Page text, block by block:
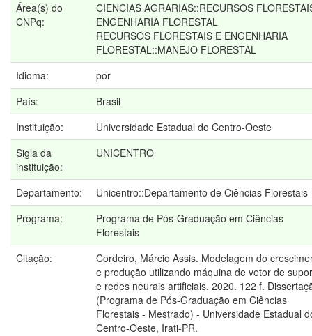
Área(s) do
CNPq:
CIENCIAS AGRARIAS::RECURSOS
ENGENHARIA FLORESTAL
RECURSOS FLORESTAIS E ENGENHARIA
FLORESTAL::MANEJO FLORESTAL
Idioma:
por
País:
Brasil
Instituição:
Universidade Estadual do Centro-Oeste
Sigla da
instituição:
UNICENTRO
Departamento:
Unicentro::Departamento de Ciências Florestais
Programa:
Programa de Pós-Graduação em Ciências
Florestais
Citação:
Cordeiro, Márcio Assis. Modelagem do
e produção utilizando máquina de vetor de
e redes neurais artificiais. 2020. 122 f.
(Programa de Pós-Graduação em Ciências
Florestais - Mestrado) - Universidade Estadual
Centro-Oeste, Irati-PR.